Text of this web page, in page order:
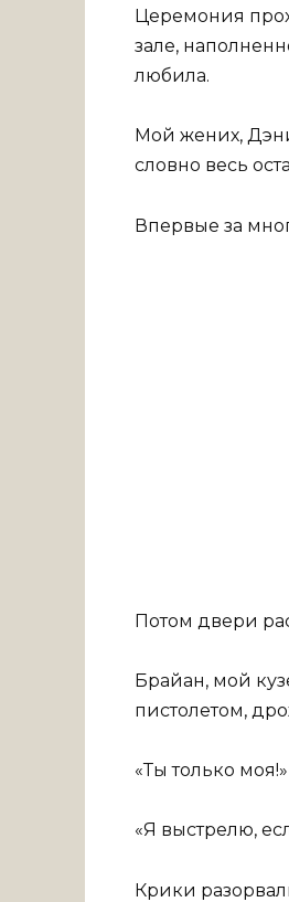
Церемония
зале,
любила.
Мой жених,
словно весь
Впервые за
Потом двери
Брайан, мой
пистолетом,
«Ты только
«Я выстрелю,
Крики